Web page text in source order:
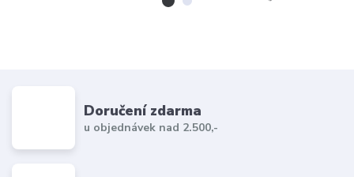
Doručení zdarma
u objednávek nad 2.500,-